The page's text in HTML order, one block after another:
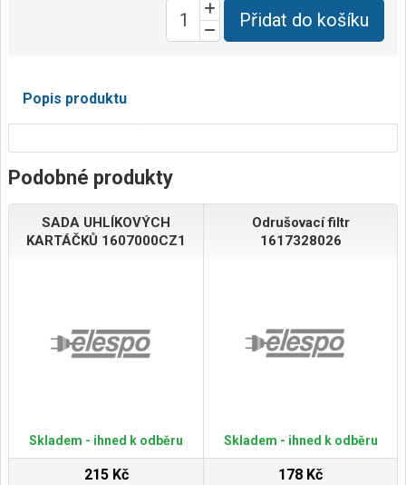
Přidat do košíku
Popis produktu
Podobné produkty
SADA UHLÍKOVÝCH
KARTÁČKŮ 1607000CZ1
Skladem - ihned k odběru
215 Kč
Odrušovací filtr
1617328026
Skladem - ihned k odběru
178 Kč